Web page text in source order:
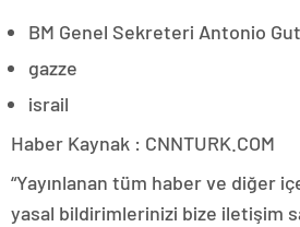
BM Genel Sekreteri Antonio
gazze
israil
Haber Kaynak : CNNTURK.COM
“Yayınlanan tüm haber ve diğer
yasal bildirimlerinizi bize iletişim